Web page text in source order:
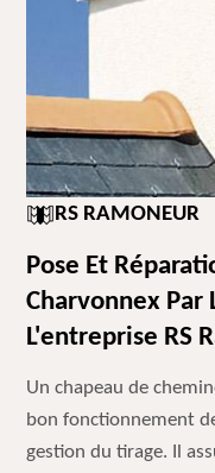
RS RAMONEUR
Pose Et
Charvonnex Par
L'entreprise RS
Un chapeau de
bon fonctionnement
gestion du tirage. Il